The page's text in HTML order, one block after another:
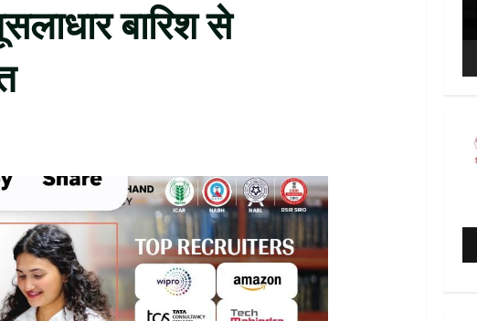
बारिश से